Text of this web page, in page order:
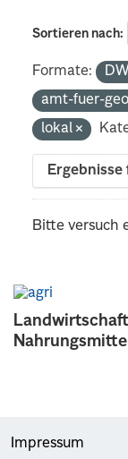
Sortieren nach
Formate:
amt-fuer-
lokal
Bitte versuch
Impressum